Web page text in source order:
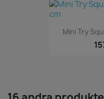
Mini Try